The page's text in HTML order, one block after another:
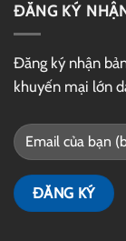
ĐĂNG KÝ
Đăng ký nhận
khuyến mại lớn